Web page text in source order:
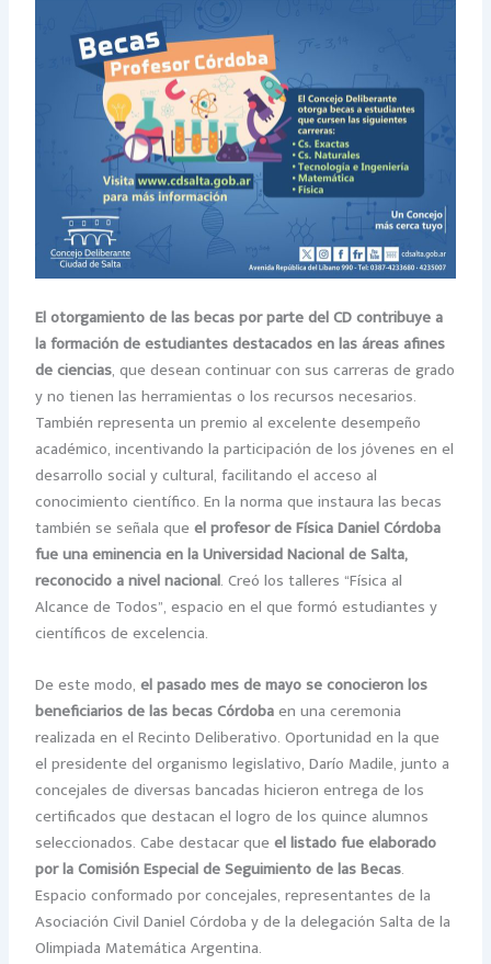
El otorgamiento de las becas por parte del CD contribuye a
la formación de estudiantes destacados en las áreas afines
de ciencias, que desean continuar con sus carreras de grado
y no tienen las herramientas o los recursos necesarios.
También representa un premio al excelente desempeño
académico, incentivando la participación de los jóvenes en el
desarrollo social y cultural, facilitando el acceso al
conocimiento científico. En la norma que instaura las becas
también se señala queel profesor de Física Daniel Córdoba
fue una eminencia en la Universidad Nacional de Salta,
reconocido a nivel nacional. Creó los talleres “Física al
Alcance de Todos”, espacio en el que formó estudiantes y
científicos de excelencia.
De este modo,el pasado mes de mayo se conocieron los
beneficiarios de las becas Córdobaen una ceremonia
realizada en el Recinto Deliberativo. Oportunidad en la que
el presidente del organismo legislativo, Darío Madile, junto a
concejales de diversas bancadas hicieron entrega de los
certificados que destacan el logro de los quince alumnos
seleccionados. Cabe destacar queel listado fue elaborado
por la Comisión Especial de Seguimiento de las Becas.
Espacio conformado por concejales, representantes de la
Asociación Civil Daniel Córdoba y de la delegación Salta de la
Olimpiada Matemática Argentina.